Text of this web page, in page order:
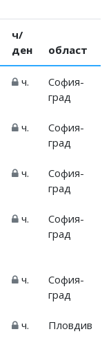
ч/
ден
област
ч.
София-
град
ч.
София-
град
ч.
София-
град
ч.
София-
град
ч.
София-
град
ч. Пловдив